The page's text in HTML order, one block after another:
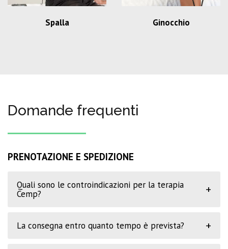
Spalla Ginocchio
Domande frequenti
PRENOTAZIONE E SPEDIZIONE
Quali sono le controindicazioni per la terapia
Cemp?
+
La consegna entro quanto tempo è prevista? +